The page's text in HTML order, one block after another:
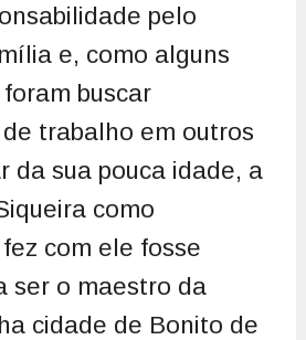
pelo
e, como alguns
buscar
trabalho em outros
da sua pouca idade, a
como
com ele fosse
ser o maestro da
cidade de Bonito de